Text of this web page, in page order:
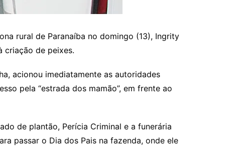
rural de Paranaíba no domingo (13), Ingrity
criação de peixes.
acionou imediatamente as autoridades
pela “estrada dos mamão”, em frente ao
de plantão, Perícia Criminal e a funerária
passar o Dia dos Pais na fazenda, onde ele